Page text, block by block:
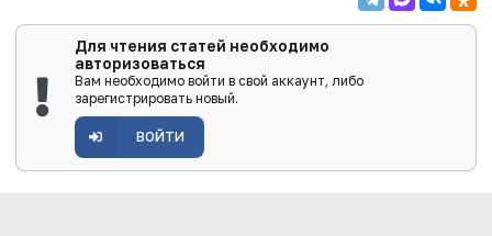
Для чтения статей необходимо
авторизоваться
Вам необходимо войти в свой аккаунт, либо
зарегистрировать новый.
ВОЙТИ